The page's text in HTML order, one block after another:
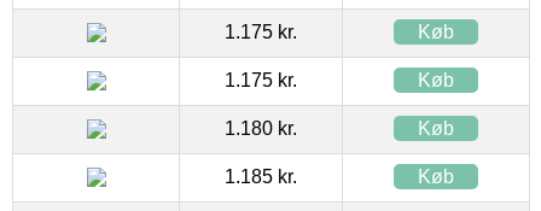
1.175 kr. Køb
1.175 kr. Køb
1.180 kr. Køb
1.185 kr. Køb